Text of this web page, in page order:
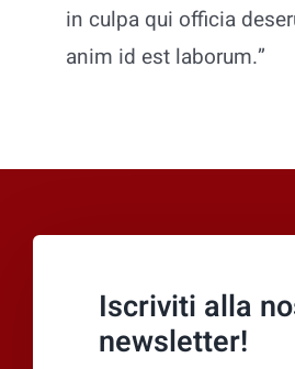
in culpa qui officia
anim id est laborum.”
Iscriviti alla
newsletter!